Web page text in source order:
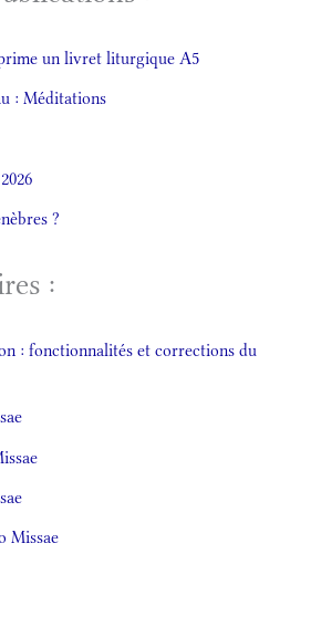
un livret liturgique A5
: Méditations
?
:
: fonctionnalités et corrections du
Missae